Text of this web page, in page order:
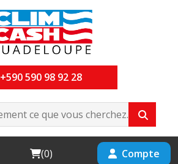
+590 590 98 92 28
Cart
(0) Compte